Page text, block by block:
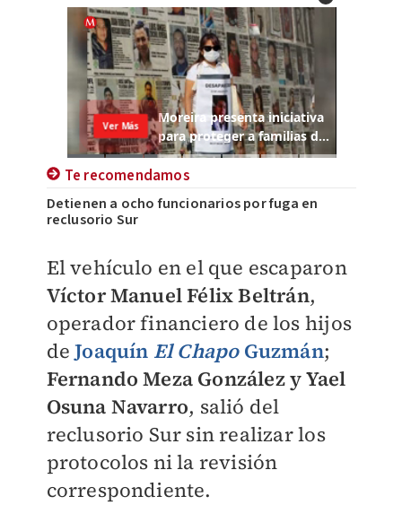
Te recomendamos
Detienen a ocho funcionarios por fuga en
reclusorio Sur
El vehículo en el que escaparon
Víctor Manuel Félix Beltrán,
operador financiero de los hijos
deJoaquín El ChapoGuzmán;
Fernando Meza González y Yael
Osuna Navarro, salió del
reclusorio Sur sin realizar los
protocolos ni la revisión
correspondiente.